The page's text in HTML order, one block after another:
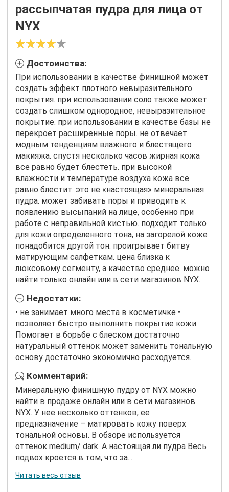
рассыпчатая пудра для лица от
NYX
Достоинства:
При использовании в качестве финишной может
создать эффект плотного невыразительного
покрытия. при использовании соло также может
создать слишком однородное, невыразительное
покрытие. при использовании в качестве базы не
перекроет расширенные поры. не отвечает
модным тенденциям влажного и блестящего
макияжа. спустя несколько часов жирная кожа
все равно будет блестеть. при высокой
влажности и температуре воздуха кожа все
равно блестит. это не «настоящая» минеральная
пудра. может забивать поры и приводить к
появлению высыпаний на лице, особенно при
работе с неправильной кистью. подходит только
для кожи определенного тона, на загорелой коже
понадобится другой тон. проигрывает битву
матирующим салфеткам. цена близка к
люксовому сегменту, а качество среднее. можно
найти только онлайн или в сети магазинов NYX.
Недостатки:
• не занимает много места в косметичке •
позволяет быстро выполнить покрытие кожи
Помогает в борьбе с блеском достаточно
натуральный оттенок может заменить тональную
основу достаточно экономично расходуется.
Комментарий:
Минеральную финишную пудру от NYX можно
найти в продаже онлайн или в сети магазинов
NYX. У нее несколько оттенков, ее
предназначение – матировать кожу поверх
тональной основы. В обзоре используется
оттенок medium/ dark. А настоящая ли пудра Весь
подвох кроется в том, что за...
Читать весь отзыв